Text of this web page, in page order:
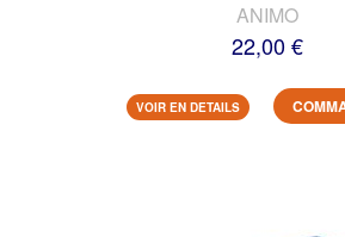
ANIMO
22,00 €
VOIR EN DETAILS